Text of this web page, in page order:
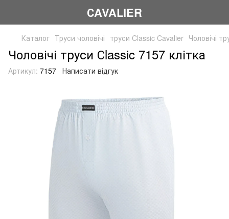
СAVALIER
Каталог Труси чоловічі труси Classic Cavalier Чоловічі
Чоловічі труси Сlassic 7157 клітка
Артикул: 7157 Написати відгук